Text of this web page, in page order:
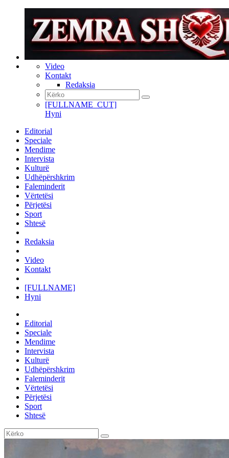
Video
Kontakt
Redaksia
[FULLNAME_CUT]
Hyni
Editorial
Speciale
Mendime
Intervista
Kulturë
Udhëpërshkrim
Faleminderit
Vërtetësi
Përjetësi
Sport
Shtesë
Redaksia
Video
Kontakt
[FULLNAME]
Hyni
Editorial
Speciale
Mendime
Intervista
Kulturë
Udhëpërshkrim
Faleminderit
Vërtetësi
Përjetësi
Sport
Shtesë